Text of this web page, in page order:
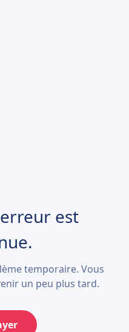
est
temporaire. Vous
un peu plus tard.